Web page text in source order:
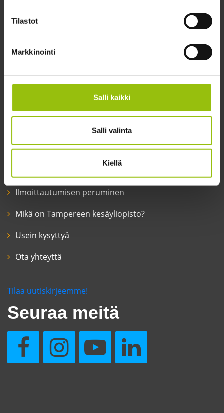
Tilastot
Markkinointi
Salli kaikki
Salli valinta
Kiellä
Yliopistonkatu 60 A (4. kerros)
33100 Tampere
Asiakaspalvelu
ma–to klo 9–16, pe klo 9–15
Puh. / WhatsApp: 050 303 1178
toimisto@tampereenkesayliopisto.fi
Tietosuoja- ja saavutettavuusselosteet ja muuta
Koulutustarjonta
Ilmoittautumisen peruminen
Mikä on Tampereen kesäyliopisto?
Usein kysyttyä
Ota yhteyttä
Tilaa uutiskirjeemme!
Seuraa meitä